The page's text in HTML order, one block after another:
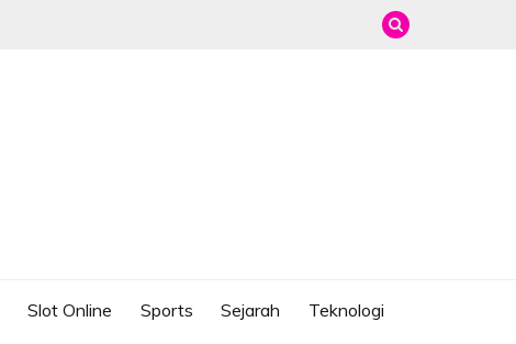
Slot Online Sports Sejarah
Teknologi